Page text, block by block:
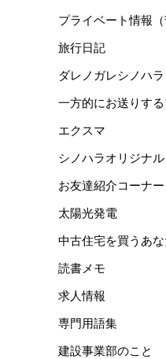
プライベート情報（
旅行日記
ダレノガレシノハラ
一方的にお送りす
エクスマ
シノハラオリジナ
お友達紹介コーナー
太陽光発電
中古住宅を買うあ
読書メモ
求人情報
専門用語集
建設事業部のこと